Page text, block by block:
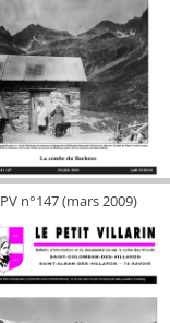
PV n°147 (mars 2009)